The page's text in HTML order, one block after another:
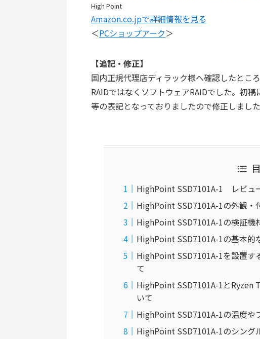
High Point
Amazon.co.jpで詳細情報を見る
＜PCショップアーク＞
【追記・修正】
国内正規代理店ディラック様へ確認したとこ
RAIDではなくソフトウェアRAIDでした。初
等の表記となっておりましたので修正しました
HighPoint SSD7101A-1 レビュ
HighPoint SSD7101A-1の外観・
HighPoint SSD7101A-1の検証機
HighPoint SSD7101A-1の基本的
HighPoint SSD7101A-1を設置す
て
HighPoint SSD7101A-1とRyzen
いて
HighPoint SSD7101A-1の温度や
HighPoint SSD7101A-1のシング